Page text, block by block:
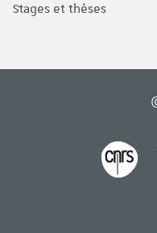
Stages et thèses